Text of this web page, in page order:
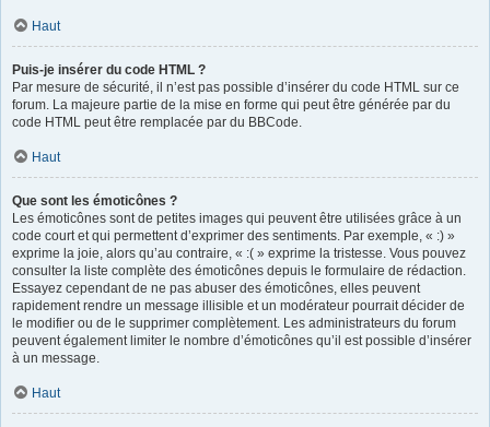
Haut
Puis-je insérer du code HTML ?
Par mesure de sécurité, il n’est pas possible d’insérer du code HTML sur ce
forum. La majeure partie de la mise en forme qui peut être générée par du
code HTML peut être remplacée par du BBCode.
Haut
Que sont les émoticônes ?
Les émoticônes sont de petites images qui peuvent être utilisées grâce à un
code court et qui permettent d’exprimer des sentiments. Par exemple, « :) »
exprime la joie, alors qu’au contraire, « :( » exprime la tristesse. Vous pouvez
consulter la liste complète des émoticônes depuis le formulaire de rédaction.
Essayez cependant de ne pas abuser des émoticônes, elles peuvent
rapidement rendre un message illisible et un modérateur pourrait décider de
le modifier ou de le supprimer complètement. Les administrateurs du forum
peuvent également limiter le nombre d’émoticônes qu’il est possible d’insérer
à un message.
Haut